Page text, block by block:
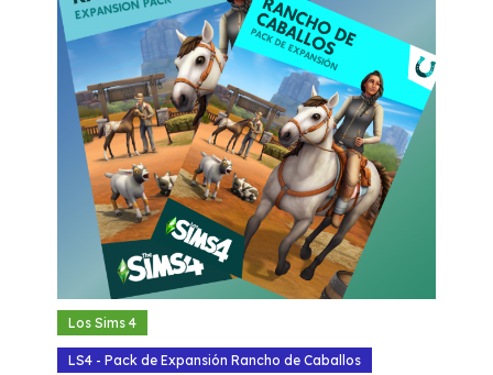
Los Sims 4
LS4 - Pack de Expansión Rancho de Caballos